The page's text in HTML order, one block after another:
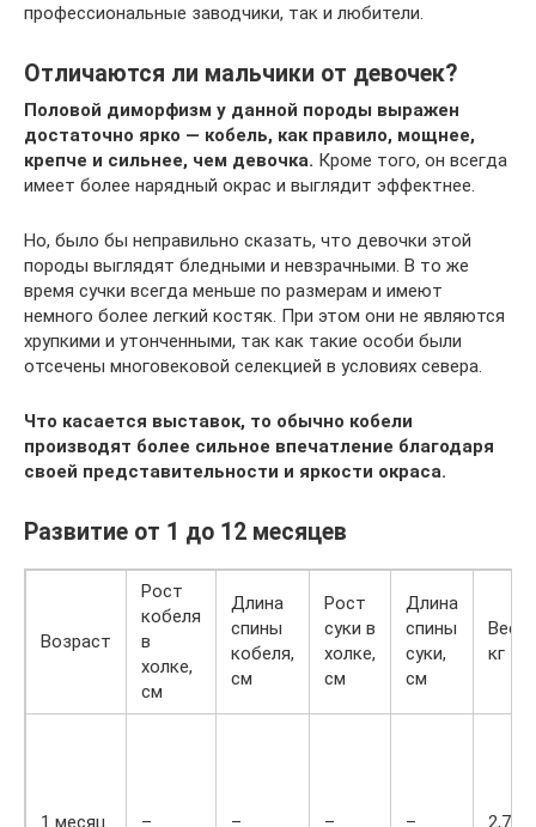
профессиональные заводчики, так и любители.
Отличаются ли мальчики от девочек?
Половой диморфизм у данной породы выражен
достаточно ярко — кобель, как правило, мощнее,
крепче и сильнее, чем девочка. Кроме того, он всегда
имеет более нарядный окрас и выглядит эффектнее.
Но, было бы неправильно сказать, что девочки этой
породы выглядят бледными и невзрачными. В то же
время сучки всегда меньше по размерам и имеют
немного более легкий костяк. При этом они не являются
хрупкими и утонченными, так как такие особи были
отсечены многовековой селекцией в условиях севера.
Что касается выставок, то обычно кобели
производят более сильное впечатление благодаря
своей представительности и яркости окраса.
Развитие от 1 до 12 месяцев
Возраст
Рост
кобеля
в
холке,
см
Длина
спины
кобеля,
см
Рост
суки в
холке,
см
Длина
спины
суки,
см
Вес,
кг
1 месяц – – – – 2,7